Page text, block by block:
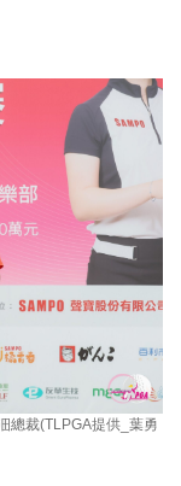
總裁(TLPGA提供_葉勇